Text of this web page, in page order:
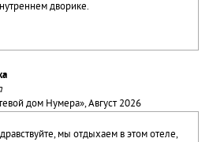
дворике.
дом Нумера», Август 2026
мы отдыхаем в этом отеле,